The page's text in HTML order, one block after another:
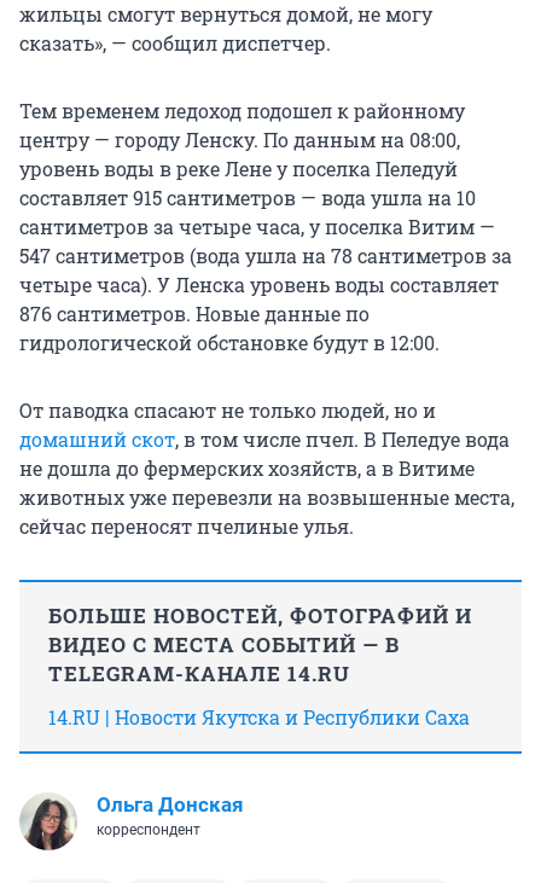
жильцы смогут вернуться домой, не могу
сказать», — сообщил диспетчер.
Тем временем ледоход подошел к районному
центру — городу Ленску. По данным на 08:00,
уровень воды в реке Лене у поселка Пеледуй
составляет 915 сантиметров — вода ушла на 10
сантиметров за четыре часа, у поселка Витим —
547 сантиметров (вода ушла на 78 сантиметров за
четыре часа). У Ленска уровень воды составляет
876 сантиметров. Новые данные по
гидрологической обстановке будут в 12:00.
От паводка спасают не только людей, но и
домашний скот, в том числе пчел. В Пеледуе вода
не дошла до фермерских хозяйств, а в Витиме
животных уже перевезли на возвышенные места,
сейчас переносят пчелиные улья.
БОЛЬШЕ НОВОСТЕЙ, ФОТОГРАФИЙ И
ВИДЕО С МЕСТА СОБЫТИЙ — В
TELEGRAM-КАНАЛЕ 14.RU
14.RU | Новости Якутска и Республики Саха
Ольга Донская
корреспондент